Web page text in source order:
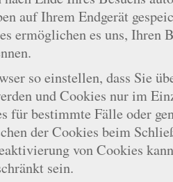
auf Ihrem Endgerät
ermöglichen es uns, Ihren
so einstellen, dass Sie
und Cookies nur im
für bestimmte Fälle oder
der Cookies beim
von Cookies
sein.